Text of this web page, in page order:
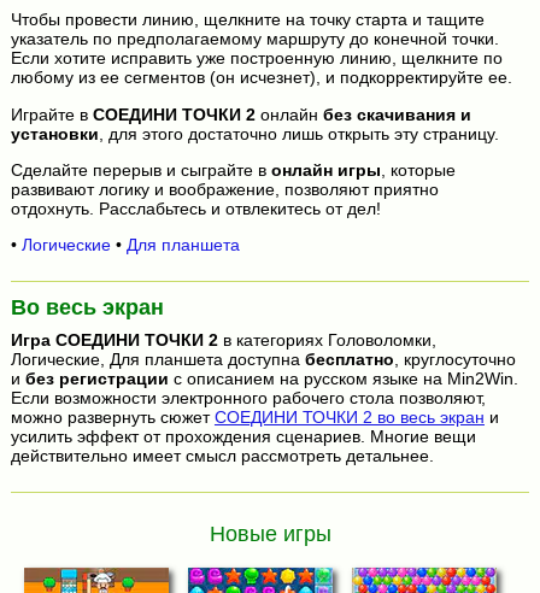
Чтобы провести линию, щелкните на точку старта и тащите
указатель по предполагаемому маршруту до конечной точки.
Если хотите исправить уже построенную линию, щелкните по
любому из ее сегментов (он исчезнет), и подкорректируйте ее.
Играйте в СОЕДИНИ ТОЧКИ 2онлайн без скачивания и
установки , для этого достаточно лишь открыть эту страницу.
Сделайте перерыв и сыграйте в онлайн игры , которые
развивают логику и воображение, позволяют приятно
отдохнуть. Расслабьтесь и отвлекитесь от дел!
• Логические• Для планшета
Во весь экран
Игра СОЕДИНИ ТОЧКИ 2в категориях Головоломки,
Логические, Для планшета доступна бесплатно, круглосуточно
и без регистрации с описанием на русском языке на Min2Win.
Если возможности электронного рабочего стола позволяют,
можно развернуть сюжетСОЕДИНИ ТОЧКИ 2 во весь экран и
усилить эффект от прохождения сценариев. Многие вещи
действительно имеет смысл рассмотреть детальнее.
Новые игры